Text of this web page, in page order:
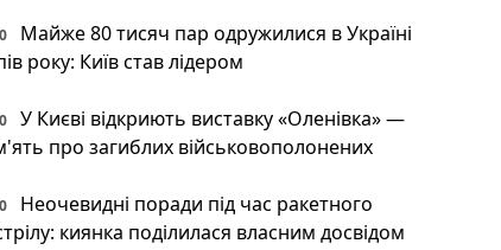
Майже 80 тисяч пар одружилися в Україні
року: Київ став лідером
У Києві відкриють виставку «Оленівка» —
про загиблих військовополонених
Неочевидні поради під час ракетного
киянка поділилася власним досвідом